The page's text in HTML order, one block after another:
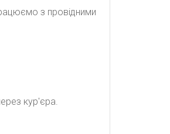
з провідними
кур'єра.